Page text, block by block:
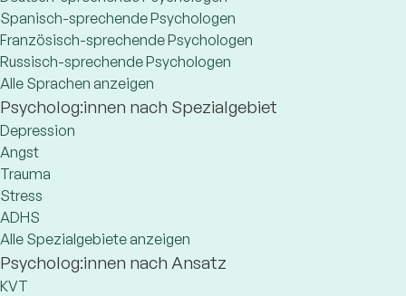
Spanisch-sprechende Psychologen
Französisch-sprechende Psychologen
Russisch-sprechende Psychologen
Alle Sprachen anzeigen
Psycholog:innen nach Spezialgebiet
Depression
Angst
Trauma
Stress
ADHS
Alle Spezialgebiete anzeigen
Psycholog:innen nach Ansatz
KVT